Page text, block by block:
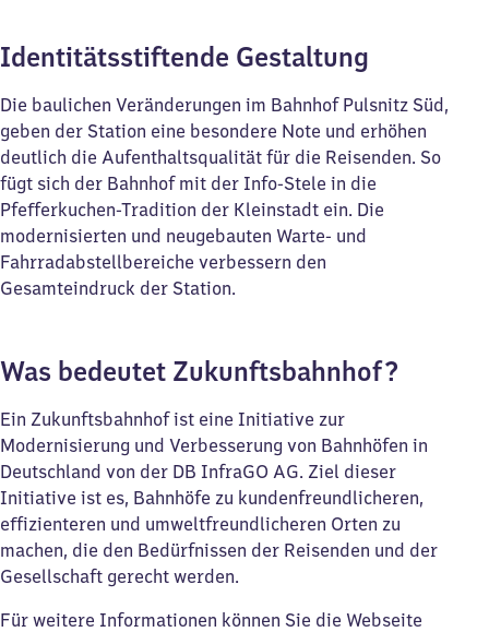
Identitätsstiftende Gestaltung
Die baulichen Veränderungen im Bahnhof Pulsnitz Süd,
geben der Station eine besondere Note und erhöhen
deutlich die Aufenthaltsqualität für die Reisenden. So
fügt sich der Bahnhof mit der Info-Stele in die
Pfefferkuchen-Tradition der Kleinstadt ein. Die
modernisierten und neugebauten Warte- und
Fahrradabstellbereiche verbessern den
Gesamteindruck der Station.
Was bedeutet Zukunftsbahnhof?
Ein Zukunftsbahnhof ist eine Initiative zur
Modernisierung und Verbesserung von Bahnhöfen in
Deutschland von der DB InfraGO AG. Ziel dieser
Initiative ist es, Bahnhöfe zu kundenfreundlicheren,
effizienteren und umweltfreundlicheren Orten zu
machen, die den Bedürfnissen der Reisenden und der
Gesellschaft gerecht werden.
Für weitere Informationen können Sie die Webseite